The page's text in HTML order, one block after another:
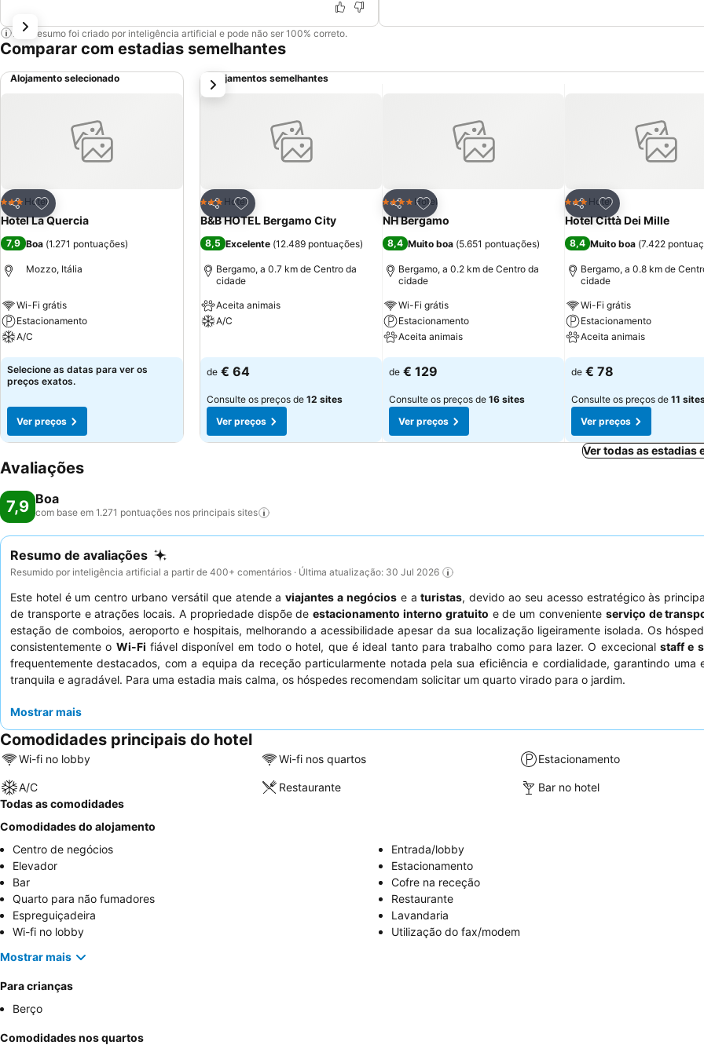
Este resumo foi criado por inteligência artificial e pode não ser 100% correto.
Comparar com estadias semelhantes
Alojamento selecionado
Partilhar
Adicionar aos favoritos
3 Estrelas
Hotel
Hotel La Quercia
7,9 Boa (1.271 pontuações)
Mozzo, Itália
Wi-Fi grátis
Estacionamento
A/C
Ver preços
Selecione as datas para ver os
preços exatos.
Ver preços
Alojamentos semelhantes
Partilhar
Adicionar aos favoritos
3 Estrelas
Hotel
B&B HOTEL Bergamo City
8,5 Excelente (12.489 pontuações)
Bergamo, a 0.7 km de Centro da
cidade
Aceita animais
A/C
de € 64
Consulte os preços de 12 sites
Ver preços
Partilhar
Adicionar aos favoritos
4 EstrelasHotel
NH Bergamo
8,4 Muito boa (5.651 pontuações)
Bergamo, a 0.2 km de Centro da
cidade
Wi-Fi grátis
Estacionamento
Aceita animais
Ver preços
de € 129
Consulte os preços de 16 sites
Ver preços
Partilhar
Adicionar aos
3 Estrelas
Hotel
Hotel Città Dei Mille
8,4 Muito boa (7.422
Bergamo, a 0.8 km de
cidade
Wi-Fi grátis
Estacionamento
Aceita animais
Ver preços
de € 78
Consulte os preços de 11
Ver preços
próximo
Ver todas as estadias
Avaliações
7,9 Boa
com base em 1.271 pontuações nos principais sites
Resumo de avaliações
Resumido por inteligência artificial a partir de 400+ comentários · Última atualização: 30 Jul 2026
Este hotel é um centro urbano versátil que atende aviajantes a negóciose aturistas, devido ao seu acesso estratégico às
de transporte e atrações locais. A propriedade dispõe deestacionamento interno gratuito e de um conveniente serviço de
estação de comboios, aeroporto e hospitais, melhorando a acessibilidade apesar da sua localização ligeiramente isolada. Os
consistentemente o Wi-Fi fiável disponível em todo o hotel, que é ideal tanto para trabalho como para lazer. O excecionalstaff e
frequentemente destacados, com a equipa da receção particularmente notada pela sua eficiência e cordialidade, garantindo uma
tranquila e agradável. Para uma estadia mais calma, os hóspedes recomendam solicitar um quarto virado para o jardim.
Mostrar mais
Comodidades principais do hotel
Wi-fi no lobby Wi-fi nos quartos Estacionamento
A/C Restaurante
Bar no hotel
Todas as comodidades
Comodidades do alojamento
Centro de negócios
Entrada/lobby
Elevador
Estacionamento
Bar
Cofre na receção
Quarto para não fumadores
Restaurante
Espreguiçadeira
Lavandaria
Wi-fi no lobby
Utilização do fax/modem
Mostrar mais
Para crianças
Berço
Comodidades nos quartos